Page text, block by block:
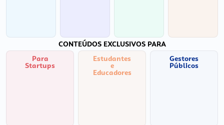
CONTEÚDOS EXCLUSIVOS PARA
Para
Startups
Estudantes
e
Educadores
Gestores
Públicos